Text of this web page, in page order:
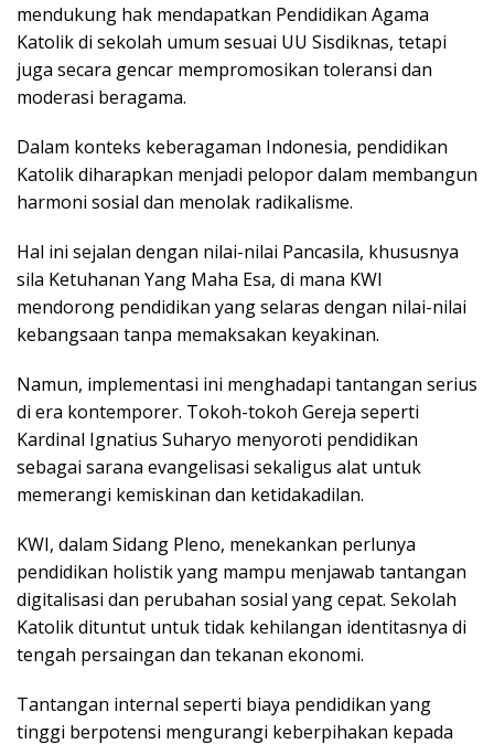
mendukung hak mendapatkan Pendidikan Agama
Katolik di sekolah umum sesuai UU Sisdiknas, tetapi
juga secara gencar mempromosikan toleransi dan
moderasi beragama.
Dalam konteks keberagaman Indonesia, pendidikan
Katolik diharapkan menjadi pelopor dalam membangun
harmoni sosial dan menolak radikalisme.
Hal ini sejalan dengan nilai-nilai Pancasila, khususnya
sila Ketuhanan Yang Maha Esa, di mana KWI
mendorong pendidikan yang selaras dengan nilai-nilai
kebangsaan tanpa memaksakan keyakinan.
Namun, implementasi ini menghadapi tantangan serius
di era kontemporer. Tokoh-tokoh Gereja seperti
Kardinal Ignatius Suharyo menyoroti pendidikan
sebagai sarana evangelisasi sekaligus alat untuk
memerangi kemiskinan dan ketidakadilan.
KWI, dalam Sidang Pleno, menekankan perlunya
pendidikan holistik yang mampu menjawab tantangan
digitalisasi dan perubahan sosial yang cepat. Sekolah
Katolik dituntut untuk tidak kehilangan identitasnya di
tengah persaingan dan tekanan ekonomi.
Tantangan internal seperti biaya pendidikan yang
tinggi berpotensi mengurangi keberpihakan kepada